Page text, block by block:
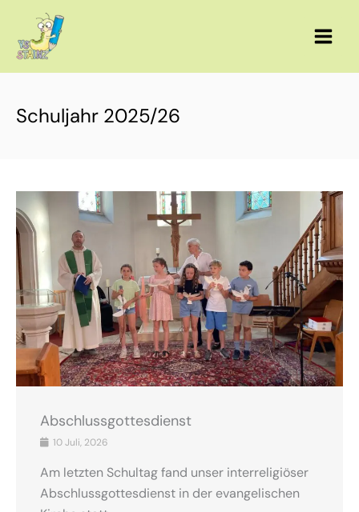
springen
Schuljahr 2025/26
Abschlussgottesdienst
10 Juli, 2026
Am letzten Schultag fand unser interreligiöser
Abschlussgottesdienst in der evangelischen